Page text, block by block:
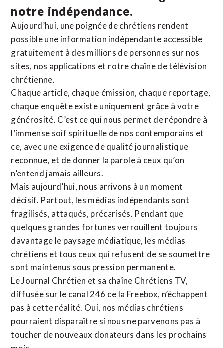
notre indépendance.
Aujourd’hui, une poignée de chrétiens rendent
possible une information indépendante accessible
gratuitement à des millions de personnes sur nos
sites, nos applications et notre chaîne de télévision
chrétienne.
Chaque article, chaque émission, chaque reportage,
chaque enquête existe uniquement grâce à votre
générosité. C’est ce qui nous permet de répondre à
l’immense soif spirituelle de nos contemporains et
ce, avec une exigence de qualité journalistique
reconnue, et de donner la parole à ceux qu’on
n’entend jamais ailleurs.
Mais aujourd’hui, nous arrivons à un moment
décisif. Partout, les médias indépendants sont
fragilisés, attaqués, précarisés. Pendant que
quelques grandes fortunes verrouillent toujours
davantage le paysage médiatique, les médias
chrétiens et tous ceux qui refusent de se soumettre
sont maintenus sous pression permanente.
Le Journal Chrétien et sa chaîne Chrétiens TV,
diffusée sur le canal 246 de la Freebox, n’échappent
pas à cette réalité. Oui, nos médias chrétiens
pourraient disparaître si nous ne parvenons pas à
toucher de nouveaux donateurs dans les prochains